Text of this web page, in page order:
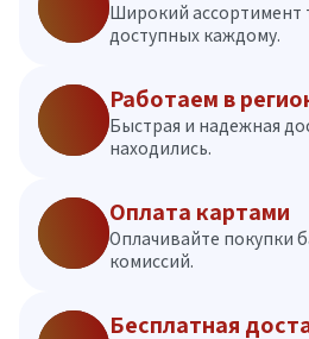
Широкий ассортимент
доступных каждому.
Работаем в
Быстрая и надежная
находились.
Оплата картами
Оплачивайте покупки
комиссий.
Бесплатная